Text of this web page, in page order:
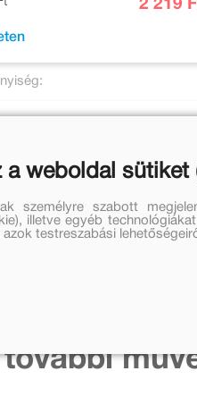
2 219
amihez rágóka is
pár hónapos korától az apró
az állatokat ábrázoló
a weboldal sütiket
személyre szabott
illetve egyéb
azok testreszabási